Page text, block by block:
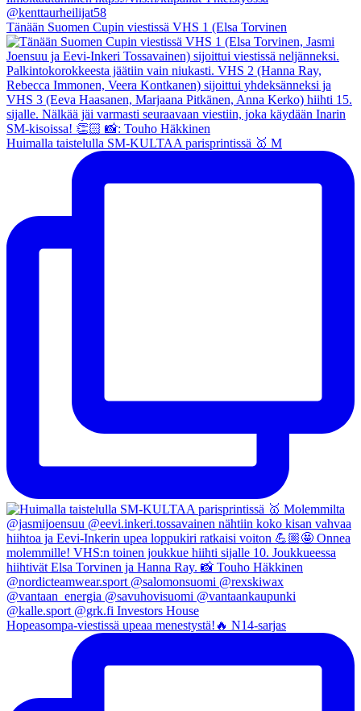
Tänään Suomen Cupin viestissä VHS 1 (Elsa Torvinen
Huimalla taistelulla SM-KULTAA parisprintissä 🥇 M
Hopeasompa-viestissä upeaa menestystä!🔥 N14-sarjas